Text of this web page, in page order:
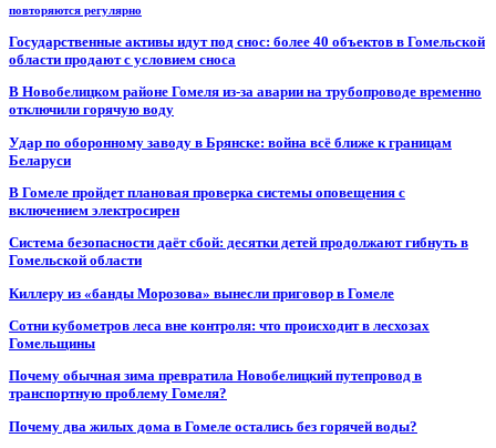
повторяются регулярно
Государственные активы идут под снос: более 40 объектов в Гомельской
области продают с условием сноса
В Новобелицком районе Гомеля из-за аварии на трубопроводе временно
отключили горячую воду
Удар по оборонному заводу в Брянске: война всё ближе к границам
Беларуси
В Гомеле пройдет плановая проверка системы оповещения с
включением электросирен
Система безопасности даёт сбой: десятки детей продолжают гибнуть в
Гомельской области
Киллеру из «банды Морозова» вынесли приговор в Гомеле
Сотни кубометров леса вне контроля: что происходит в лесхозах
Гомельщины
Почему обычная зима превратила Новобелицкий путепровод в
транспортную проблему Гомеля?
Почему два жилых дома в Гомеле остались без горячей воды?